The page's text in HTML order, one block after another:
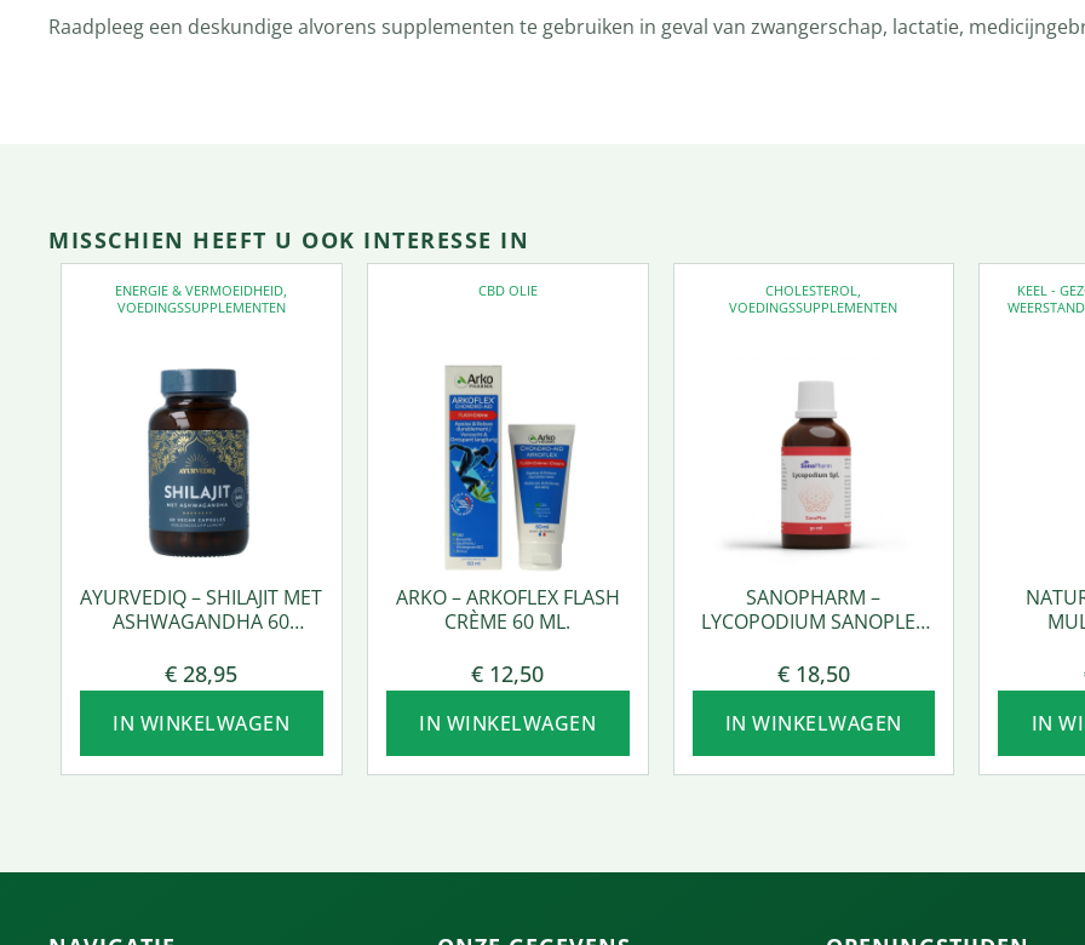
Raadpleeg een deskundige alvorens supplementen te gebruiken in geval van zwangerschap, lactatie,
MISSCHIEN HEEFT U OOK INTERESSE IN
ENERGIE & VERMOEIDHEID
VOEDINGSSUPPLEMENTEN
AYURVEDIQ – SHILAJIT MET
ASHWAGANDHA 60
€ 28,95
IN WINKELWAGEN
CBD OLIE
ARKO – ARKOFLEX FLASH
CRÈME 60 ML.
€ 12,50
IN WINKELWAGEN
CHOLESTEROL
VOEDINGSSUPPLEMENTEN
SANOPHARM –
LYCOPODIUM SANOPLEX
€18,50
IN WINKELWAGEN
KEEL -
WEERSTAND
IN